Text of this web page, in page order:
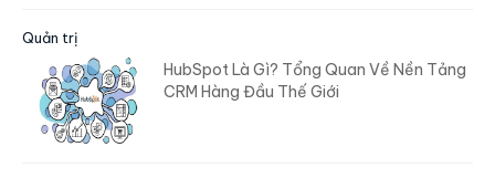
Quản trị
HubSpot Là Gì? Tổng Quan Về Nền Tảng
CRM Hàng Đầu Thế Giới